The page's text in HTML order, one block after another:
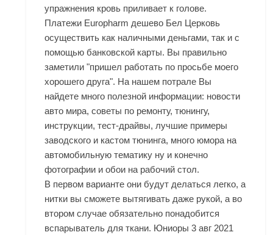
упражнения кровь приливает к голове.
Платежи Europharm дешево Бел Церковь
осуществить как наличными деньгами, так и с
помощью банковской карты. Вы правильно
заметили "пришел работать по просьбе моего
хорошего друга". На нашем потрале Вы
найдете много полезной информации: новости
авто мира, советы по ремонту, тюнингу,
инструкции, тест-драйвы, лучшие примеры
заводского и кастом тюнинга, много юмора на
автомобильную тематику ну и конечно
фотографии и обои на рабочий стол.
В первом варианте они будут делаться легко, а
нитки вы сможете вытягивать даже рукой, а во
втором случае обязательно понадобится
вспарыватель для ткани. Юниоры 3 авг 2021